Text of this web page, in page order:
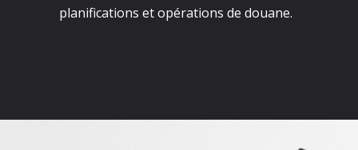
planifications et opérations de douane.